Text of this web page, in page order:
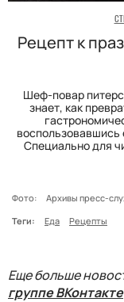
Рецепт к
Шеф-повар
знает, как
воспользовавшись
Специально для
Фото: Архивы пресс-
Теги:
Еда Рецепты
Еще больше
группе ВКонтакте